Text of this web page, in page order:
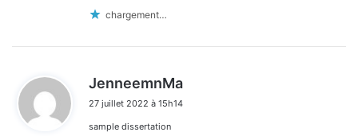
chargement…
JenneemnMa
27 juillet 2022 à 15h14
sample dissertation